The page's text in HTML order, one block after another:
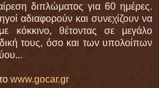
διπλώματος για 60 ημέρες.
αδιαφορούν και συνεχίζουν να
κόκκινο, θέτοντας σε μεγάλο
τους, όσο και των υπολοίπων
www.gocar.gr